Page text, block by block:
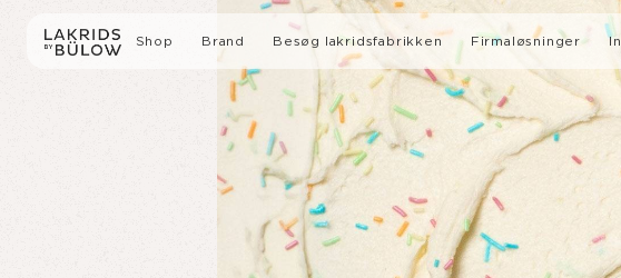
Shop
Alle Produkter
Lakrids med chokolade
Brand
Historien
Bæredygtighed
Presse
Besøg lakridsfabrikken Firmaløsninger